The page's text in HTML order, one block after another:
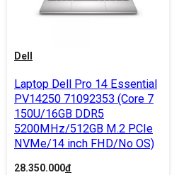
Dell
Laptop Dell Pro 14 Essential
PV14250 71092353 (Core 7
150U/16GB DDR5
5200MHz/512GB M.2 PCIe
NVMe/14 inch FHD/No OS)
28.350.000đ